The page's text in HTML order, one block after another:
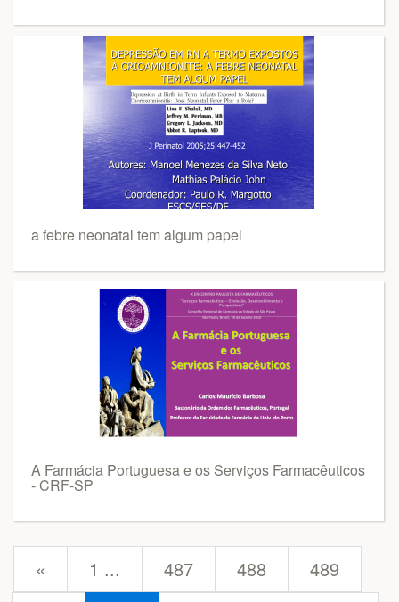
a febre neonatal tem algum papel
A Farmácia Portuguesa e os Serviços Farmacêuticos
- CRF-SP
« 1 ... 487 488 489